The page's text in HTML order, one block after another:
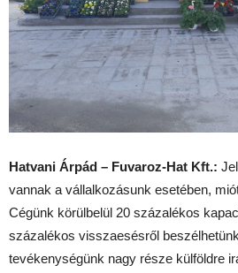
Hatvani Árpád – Fuvaroz-Hat Kft.:
vannak a vállalkozásunk esetében,
Cégünk körülbelül 20 százalékos
százalékos visszaesésről
tevékenységünk nagy része külföldre